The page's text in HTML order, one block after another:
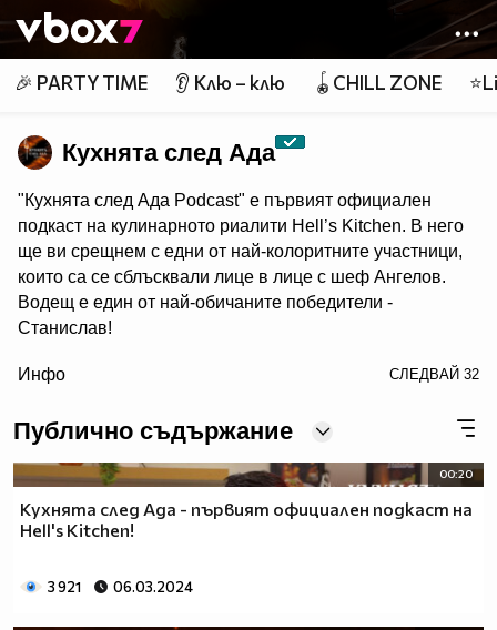
👾
🎉 PARTY TIME 👂 Клю – клю 🪀CHILL ZONE
Кухнята след Ада
"Кухнята след Ада Podcast" e първият официален
подкаст на кулинарното риалити Hell’s Kitchen. В него
ще ви срещнем с едни от най-колоритните участници,
които са се сблъсквали лице в лице с шеф Ангелов.
Водещ е един от най-обичаните победители -
Станислав!
Vbox7 и YouTube!
Инфо СЛЕДВАЙ 32
Публично съдържание
00:20
Кухнята след Ада - първият официален подкаст на
Hell's Kitchen!
3 921 06.03.2024